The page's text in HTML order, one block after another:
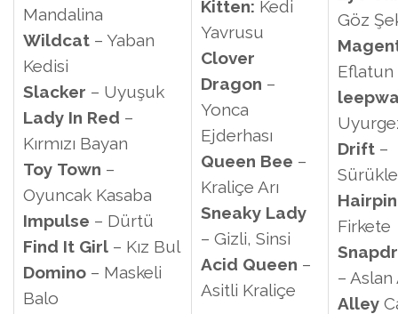
Mandalina
Wildcat – Yaban
Kedisi
Slacker – Uyuşuk
Lady In Red –
Kırmızı Bayan
Toy Town –
Oyuncak Kasaba
Impulse – Dürtü
Find It Girl – Kız Bul
Domino – Maskeli
Balo
Kitten: Kedi
Yavrusu
Clover
Dragon –
Yonca
Ejderhası
Queen Bee –
Kraliçe Arı
Sneaky Lady
– Gizli, Sinsi
Acid Queen –
Asitli Kraliçe
Göz
Eflatun
Drift –
Hairpin
Firkete
– Aslan
Alley